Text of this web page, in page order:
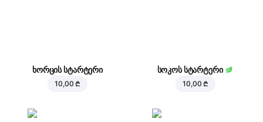
ხორცის სტარტერი
10,00 ₾
სოკოს სტარტერი
10,00 ₾